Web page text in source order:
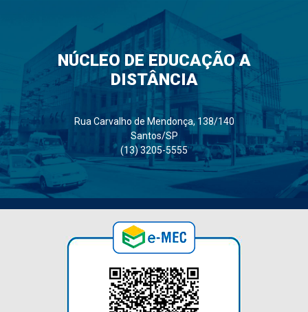
NÚCLEO DE EDUCAÇÃO A
DISTÂNCIA
Rua Carvalho de Mendonça, 138/140
Santos/SP
(13) 3205-5555